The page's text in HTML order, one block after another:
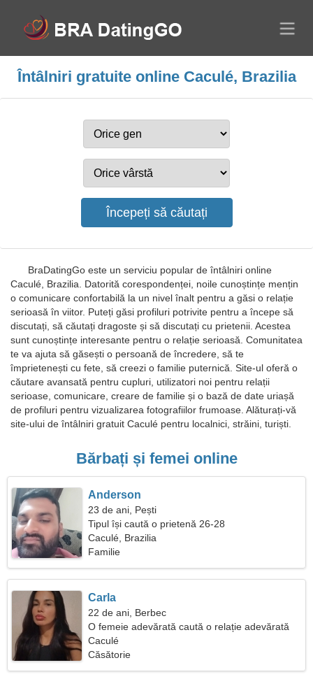
Întâlniri gratuite online Caculé, Brazilia
BraDatingGo este un serviciu popular de întâlniri online
Caculé, Brazilia. Datorită corespondenței, noile cunoștințe mențin
o comunicare confortabilă la un nivel înalt pentru a găsi o relație
serioasă în viitor. Puteți găsi profiluri potrivite pentru a începe să
discutați, să căutați dragoste și să discutați cu prietenii. Acestea
sunt cunoștințe interesante pentru o relație serioasă. Comunitatea
te va ajuta să găsești o persoană de încredere, să te
împrietenești cu fete, să creezi o familie puternică. Site-ul oferă o
căutare avansată pentru cupluri, utilizatori noi pentru relații
serioase, comunicare, creare de familie și o bază de date uriașă
de profiluri pentru vizualizarea fotografiilor frumoase. Alăturați-vă
site-ului de întâlniri gratuit Caculé pentru localnici, străini, turiști.
Bărbați și femei online
Anderson
23 de ani, Pești
Tipul își caută o prietenă 26-28
Caculé, Brazilia
Familie
Carla
22 de ani, Berbec
O femeie adevărată caută o relație adevărată
Caculé
Căsătorie